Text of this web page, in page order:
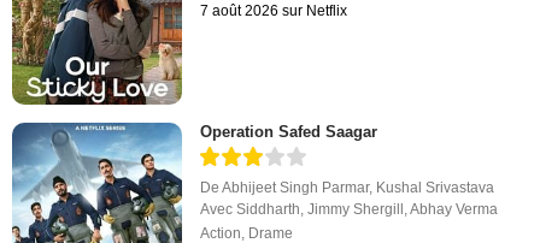
7 août 2026 sur Netflix
Operation Safed Saagar
DeAbhijeet Singh Parmar, Kushal Srivastava
AvecSiddharth,Jimmy Shergill,Abhay Verma
Action, Drame